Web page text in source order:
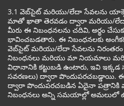
3.1 వెబ్‌సైట్ మరియు/లేదా సేవలను
మాతో ఖాతా తెరవడం ద్వారా మరియు/
మీరు ఈ నిబంధనలను చదివి, అర్థం
భావించబడతారు. ఈ నిబంధనలకు
వెబ్‌సైట్ మరియు/లేదా సేవలను
నిబంధనలు మరియు మా నియమాలు
విధానానికి కట్టుబడి ఉంటారు, ఇవి
సవరణలు) ద్వారా పొందుపరచబడ్డాయి.
ద్వారా పొందుపరచబడిన ఏదైనా పత్రానికి
నిబంధనలు అన్ని సమయాల్లో